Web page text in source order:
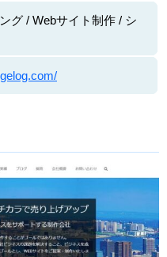
グ / Webサイト制作 / シ